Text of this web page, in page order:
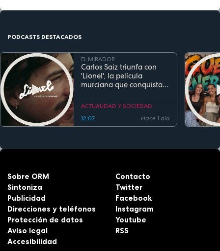
PODCASTS DESTACADOS
EL MIRADOR
Carlos Saiz triunfa con
'Lionel', la película
murciana que conquista
estreno
ACTUALIDAD Y SOCIEDAD
12:07
Hace 1 día
Sobre ORM
Sintoniza
Publicidad
Direcciones y teléfonos
Protección de datos
Aviso legal
Accesibilidad
Contacto
Twitter
Facebook
Instagram
Youtube
RSS